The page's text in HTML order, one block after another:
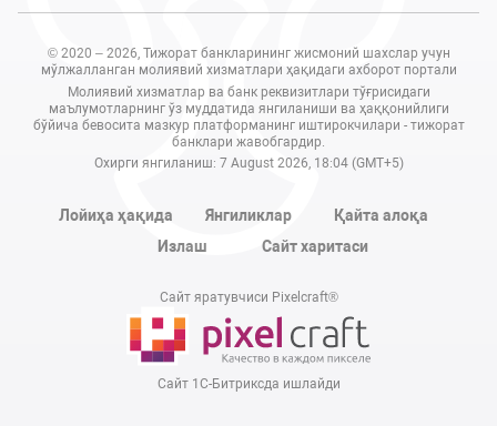
© 2020 – 2026, Тижорат банкларининг жисмоний шахслар учун
мўлжалланган молиявий хизматлари ҳақидаги ахборот портали
Молиявий хизматлар ва банк реквизитлари тўғрисидаги
маълумотларнинг ўз муддатида янгиланиши ва ҳаққонийлиги
бўйича бевосита мазкур платформанинг иштирокчилари - тижорат
банклари жавобгардир.
Охирги янгиланиш: 7 August 2026, 18:04 (GMT+5)
Лойиҳа ҳақида Янгиликлар
Қайта алоқа
Излаш
Сайт харитаси
Сайт яратувчиси Pixelcraft®
Сайт 1C-Битриксда ишлайди